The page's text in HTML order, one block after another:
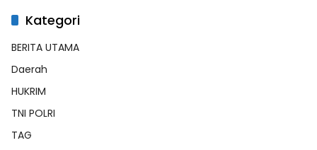
Kategori
BERITA UTAMA
Daerah
HUKRIM
TNI POLRI
TAG